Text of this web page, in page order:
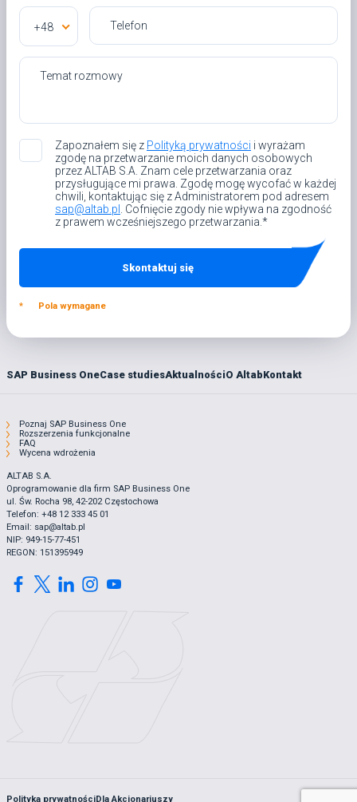
+48
Zapoznałem się z Polityką prywatności i wyrażam
zgodę na przetwarzanie moich danych osobowych
przez ALTAB S.A. Znam cele przetwarzania oraz
przysługujące mi prawa. Zgodę mogę wycofać w każdej
chwili, kontaktując się z Administratorem pod adresem
sap@altab.pl . Cofnięcie zgody nie wpływa na zgodność
z prawem wcześniejszego przetwarzania.*
* Pola wymagane
SAP Business OneCase studiesAktualnościO AltabKontakt
Poznaj SAP Business One
Rozszerzenia funkcjonalne
FAQ
Wycena wdrożenia
ALTAB S.A.
Oprogramowanie dla firm SAP Business One
ul. Św. Rocha 98, 42-202 Częstochowa
Telefon: +48 12 333 45 01
Email: sap@altab.pl
NIP: 949-15-77-451
REGON: 151395949
Polityka prywatnościDla Akcjonariuszy